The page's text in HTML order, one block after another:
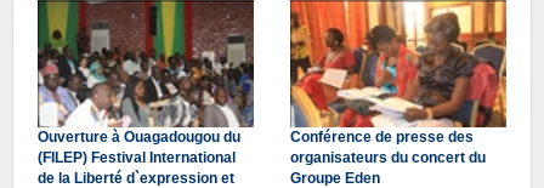
Ouverture à Ouagadougou du
(FILEP) Festival International
de la Liberté d`expression et
Conférence de presse des
organisateurs du concert du
Groupe Eden